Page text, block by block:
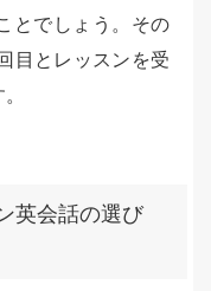
とでしょう。その
目とレッスンを受
英会話の選び